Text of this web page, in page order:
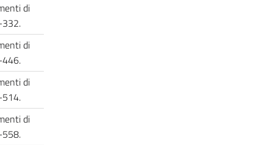
di
332.
di
446.
di
514.
di
558.